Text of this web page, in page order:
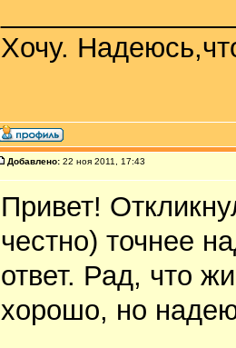
Хочу.
Добавлено: 22 ноя 2011, 17:43
Привет!
честно) точнее
ответ. Рад, что
хорошо, но